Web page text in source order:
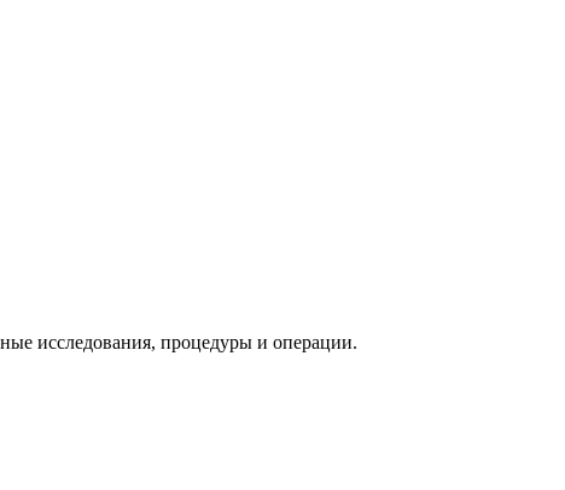
исследования, процедуры и операции.